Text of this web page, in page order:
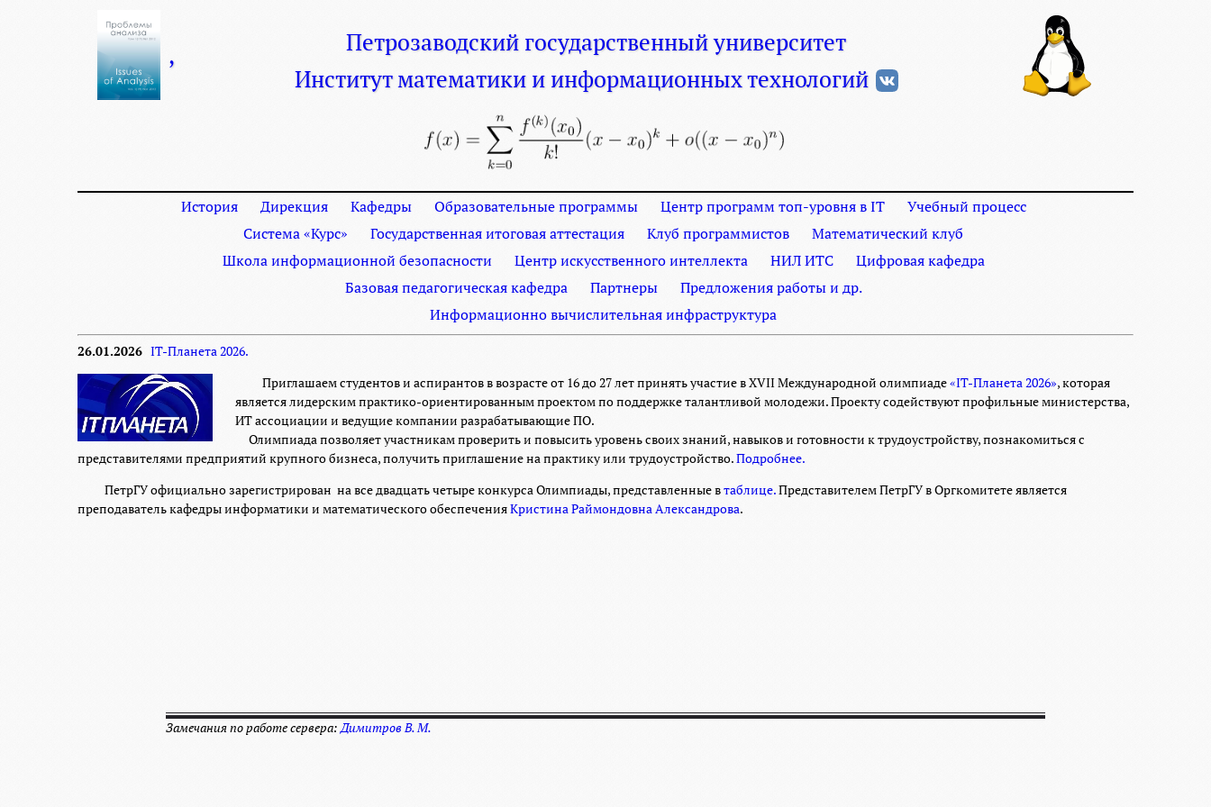
, Петрозаводский государственный университет
Институт математики и информационных технологий
История Дирекция Кафедры Образовательные программы Центр программ топ-уровня в IT
Учебный процесс
Система «Курс»
Государственная итоговая аттестация Клуб программистов
Математический клуб
Школа информационной безопасности
Центр искусственного интеллекта НИЛ ИТС
Цифровая кафедра
Базовая педагогическая кафедра
Партнеры
Предложения работы и др.
Информационно вычислительная инфраструктура
26.01.2026 IT-Планета 2026.
Приглашаем студентов и аспирантов в возрасте от 16 до 27 лет принять участие в XVII Международной олимпиаде«IT-Планета 2026», которая
является лидерским практико-ориентированным проектом по поддержке талантливой молодежи. Проекту содействуют профильные министерства,
ИТ ассоциации и ведущие компании разрабатывающие ПО.
Олимпиада позволяет участникам проверить и повысить уровень своих знаний, навыков и готовности к трудоустройству, познакомиться с
представителями предприятий крупного бизнеса, получить приглашение на практику или трудоустройство.Подробнее.
ПетрГУ официально зарегистрирован на все двадцать четыре конкурса Олимпиады, представленные втаблице.Представителем ПетрГУ в Оргкомитете является
преподаватель кафедры информатики и математического обеспеченияКристина Раймондовна Александрова.
Замечания по работе сервера:Димитров В. М.